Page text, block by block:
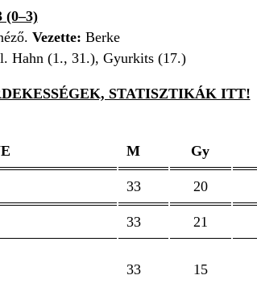
(0–3)
Vezette: Berke
Hahn (1., 31.), Gyurkits (17.)
STATISZTIKÁK ITT!
M Gy
33 20
33 21
33 15